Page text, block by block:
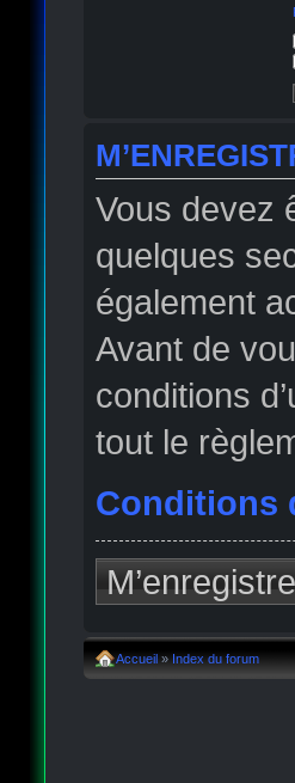
Vous devez
quelques
également
Avant de
conditions
tout le
Conditions
Accueil » Index du forum